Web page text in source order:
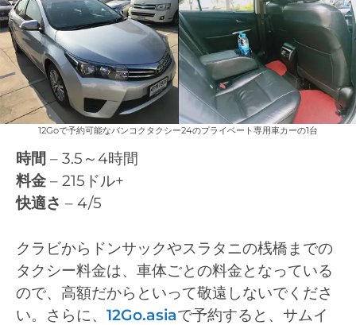
12Goで予約可能なバンコクタクシー24のプライベート専用車カーの1台
時間 – 3.5～4時間
料金 – 215ドル+
快適さ – 4/5
クラビからドンサックやスラタニの桟橋までの
タクシー料金は、車体ごとの料金となっている
ので、高額だからといって敬遠しないでくださ
い。さらに、 12Go.asiaで予約すると、サムイ